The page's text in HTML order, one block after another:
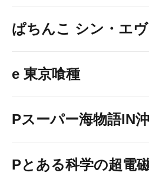
ぱちんこ シン・エ
e 東京喰種
Pスーパー海物語IN
Pとある科学の超電